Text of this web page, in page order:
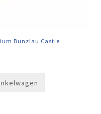
Bunzlau Castle